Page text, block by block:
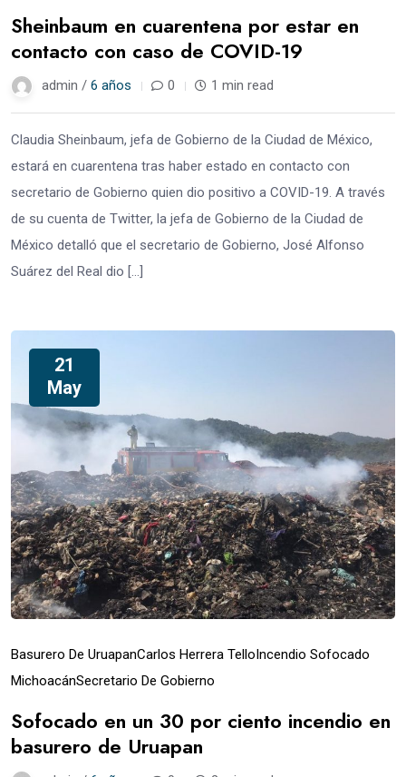
Sheinbaum en cuarentena por estar en
contacto con caso de COVID-19
admin / 6 años 0 1 min read
Claudia Sheinbaum, jefa de Gobierno de la Ciudad de México,
estará en cuarentena tras haber estado en contacto con
secretario de Gobierno quien dio positivo a COVID-19. A través
de su cuenta de Twitter, la jefa de Gobierno de la Ciudad de
México detalló que el secretario de Gobierno, José Alfonso
Suárez del Real dio […]
21
May
Basurero De UruapanCarlos Herrera TelloIncendio Sofocado
MichoacánSecretario De Gobierno
Sofocado en un 30 por ciento incendio en
basurero de Uruapan